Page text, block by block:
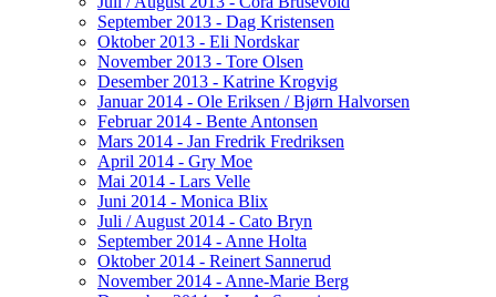
September 2013 - Dag Kristensen
Oktober 2013 - Eli Nordskar
November 2013 - Tore Olsen
Desember 2013 - Katrine Krogvig
Januar 2014 - Ole Eriksen / Bjørn Halvorsen
Februar 2014 - Bente Antonsen
Mars 2014 - Jan Fredrik Fredriksen
April 2014 - Gry Moe
Mai 2014 - Lars Velle
Juni 2014 - Monica Blix
Juli / August 2014 - Cato Bryn
September 2014 - Anne Holta
Oktober 2014 - Reinert Sannerud
November 2014 - Anne-Marie Berg